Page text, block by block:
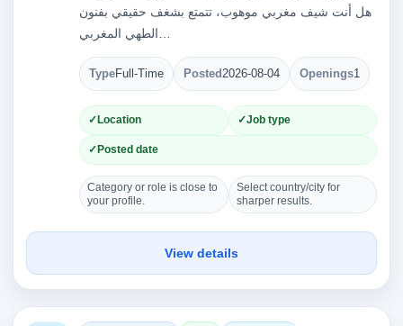
هل أنت شيف مغربي موهوب، تتمتع بشغف حقيقي بفنون
TypeFull-Time Posted2026-08-04 Openings1
Location Job type
Posted date
Category or role is close to
your profile.
Select country/city for
sharper results.
View details